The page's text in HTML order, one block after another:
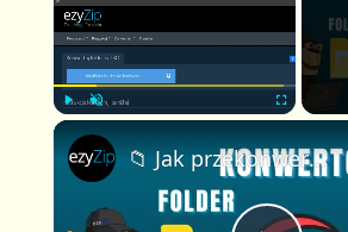
l n
m
u
u
l
📁 Jak przekonwertować folder do ISO online za darmo | Bez instalacji oprogramowania